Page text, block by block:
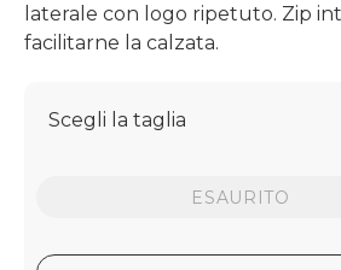
laterale con logo ripetuto. Zip
facilitarne la calzata.
Scegli la taglia
ESAURITO